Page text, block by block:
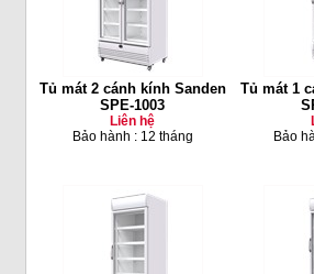
Tủ mát 2 cánh kính Sanden
SPE-1003
Liên hệ
Bảo hành : 12 tháng
Tủ mát 1
Bảo